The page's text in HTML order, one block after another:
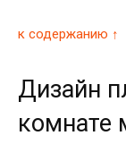
к содержанию ↑
Дизайн
комнате